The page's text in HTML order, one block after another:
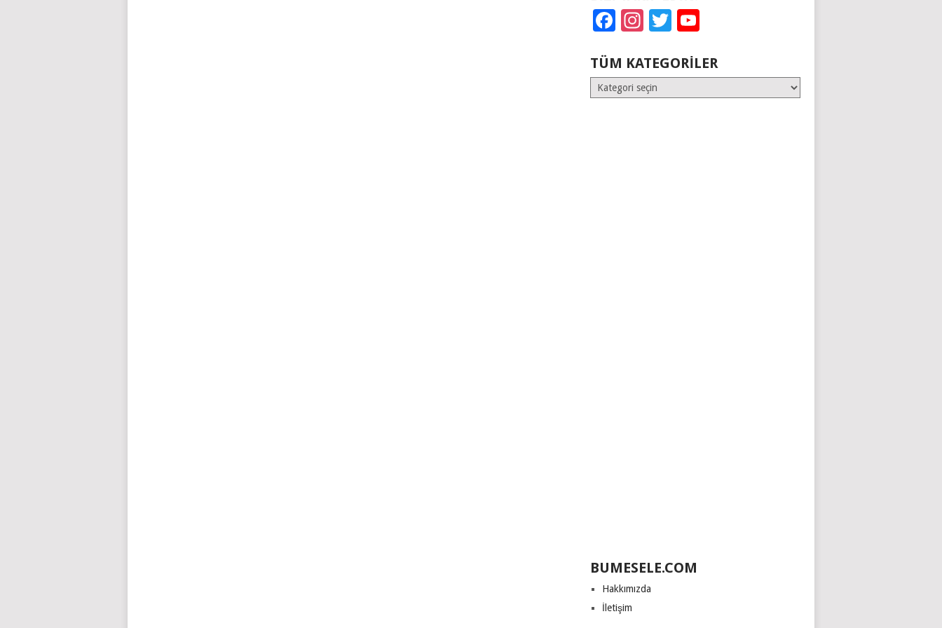
Facebook
Instagram
Twitter
TÜM KATEGORILER
Tüm
Kategoriler
BUMESELE.COM
Hakkımızda
İletişim